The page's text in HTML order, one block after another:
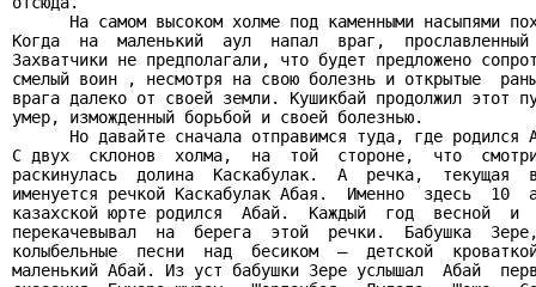
На самом высоком холме под каменными насыпями
Когда  на  маленький  аул  напал  враг,
Захватчики не предполагали, что будет предложено
смелый воин , несмотря на свою болезнь и открытые
врага далеко от своей земли. Кушикбай продолжил этот
умер, изможденный борьбой и своей болезнью.
Но давайте сначала отправимся туда, где родился
С двух  склонов  холма,  на  той  стороне,  что
раскинулась  долина  Каскабулак.  А  речка,  текущая
именуется речкой Каскабулак Абая.  Именно  здесь  10
казахской юрте родился  Абай.  Каждый  год  весной  и
перекачевывал  на  берега  этой  речки.  Бабушка
колыбельные  песни  над  бесиком  —  детской
маленький Абай. Из уст бабушки Зере услышал  Абай